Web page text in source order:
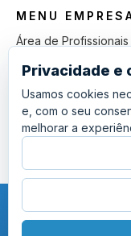
MENU
Área de Profissionais
Como Funciona
Lista de Pedidos em
Como Ganhar mais
Perguntas Frequentes
COPYRIGHT © 2011 -
Privacidade e
Usamos cookies
e, com o seu
melhorar a